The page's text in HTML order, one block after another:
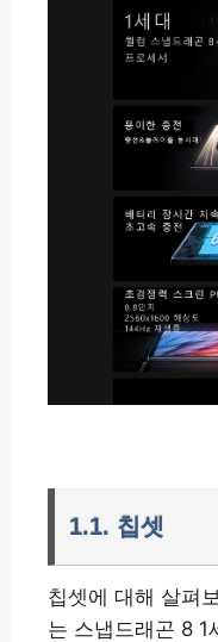
1.1. 칩셋
칩셋에 대해 살펴
는 스냅드래곤 8 1